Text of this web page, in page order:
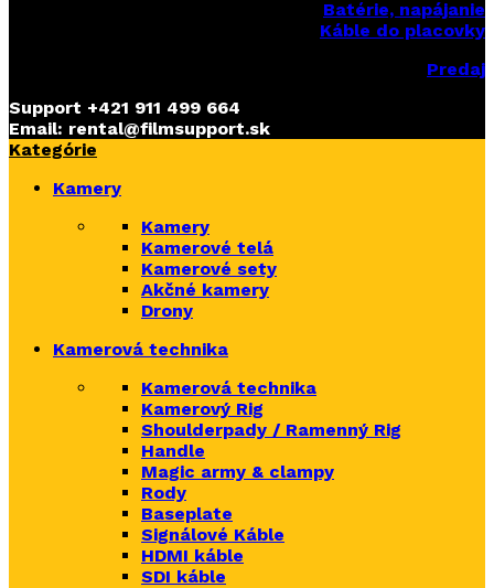
Batérie, napájanie
Káble do placovky
Predaj
Support +421 911 499 664
Email: rental@filmsupport.sk
Kategórie
Kamery
Kamery
Kamerové telá
Kamerové sety
Akčné kamery
Drony
Kamerová technika
Kamerová technika
Kamerový Rig
Shoulderpady / Ramenný Rig
Handle
Magic army & clampy
Rody
Baseplate
Signálové Káble
HDMI káble
SDI káble